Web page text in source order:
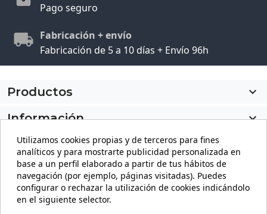
Pago seguro
Fabricación + envío
Fabricación de 5 a 10 días + Envío 96h
Productos

Información

Mi cuenta
Información de la tienda
Facebook
Utilizamos cookies propias y de terceros para fines
analíticos y para mostrarte publicidad personalizada en
base a un perfil elaborado a partir de tus hábitos de
navegación (por ejemplo, páginas visitadas). Puedes
configurar o rechazar la utilización de cookies indicándolo
en el siguiente selector.